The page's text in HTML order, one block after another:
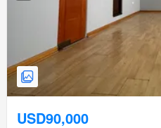
USD90,000